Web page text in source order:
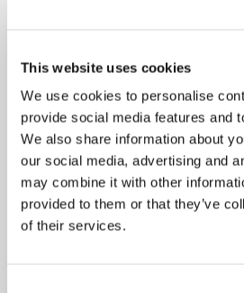
This website uses cookies
We use cookies to personalise
provide social media features and
We also share information about
our social media, advertising and
may combine it with other
provided to them or that they’ve
of their services.